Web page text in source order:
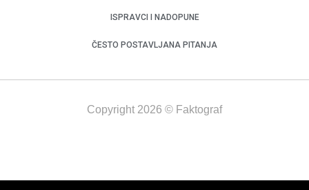
ISPRAVCI I NADOPUNE
ČESTO POSTAVLJANA PITANJA
Copyright 2026 © Faktograf